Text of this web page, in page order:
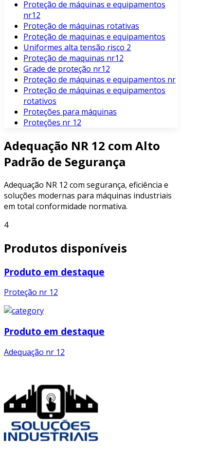
Proteção de máquinas e equipamentos
nr12
Proteção de máquinas rotativas
Proteção de maquinas e equipamentos
Uniformes alta tensão risco 2
Proteção de maquinas nr12
Grade de proteção nr12
Proteção de máquinas e equipamentos nr
Proteção de máquinas e equipamentos
rotativos
Proteções para máquinas
Proteções nr 12
Adequação NR 12 com Alto
Padrão de Segurança
Adequação NR 12 com segurança, eficiência e
soluções modernas para máquinas industriais
em total conformidade normativa.
4
Produtos disponíveis
Produto em destaque
Proteção nr 12
Produto em destaque
Adequação nr 12